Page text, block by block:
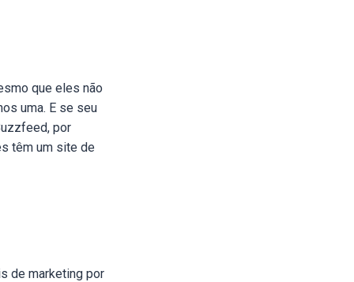
que eles não
uma. E se seu
por
têm um site de
de marketing por